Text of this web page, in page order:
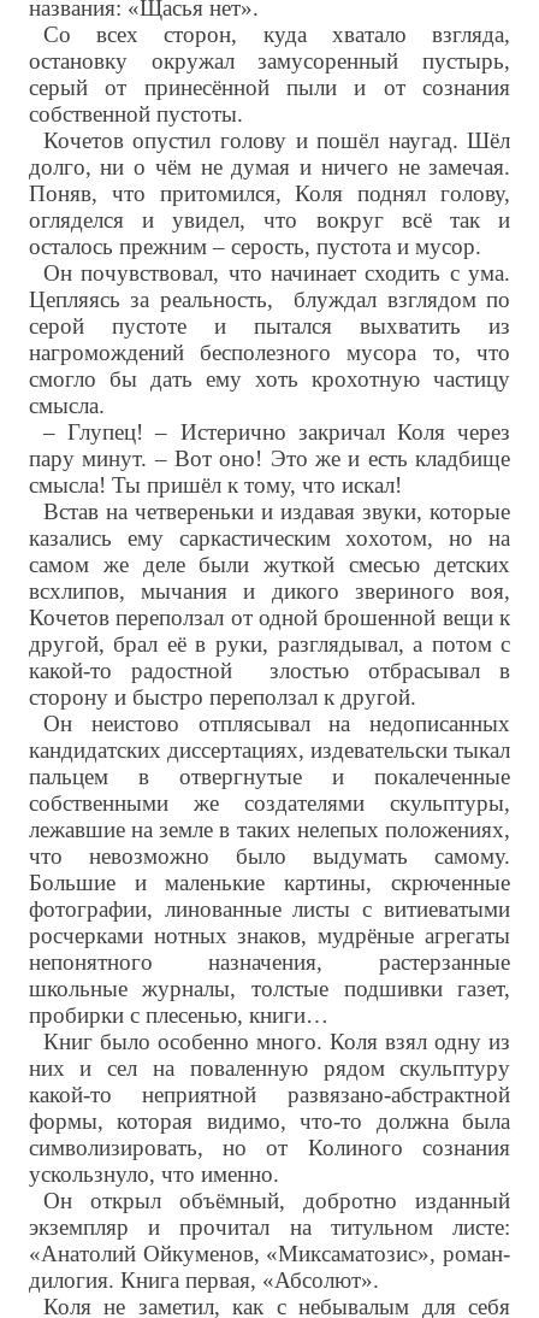
названия: «Щасья нет».
Со всех сторон, куда хватало взгляда,
остановку окружал замусоренный пустырь,
серый от принесённой пыли и от сознания
собственной пустоты.
Кочетов опустил голову и пошёл наугад. Шёл
долго, ни о чём не думая и ничего не замечая.
Поняв, что притомился, Коля поднял голову,
огляделся и увидел, что вокруг всё так и
осталось прежним – серость, пустота и мусор.
Он почувствовал, что начинает сходить с ума.
Цепляясь за реальность, блуждал взглядом по
серой пустоте и пытался выхватить из
нагромождений бесполезного мусора то, что
смогло бы дать ему хоть крохотную частицу
смысла.
– Глупец! – Истерично закричал Коля через
пару минут. – Вот оно! Это же и есть кладбище
смысла! Ты пришёл к тому, что искал!
Встав на четвереньки и издавая звуки, которые
казались ему саркастическим хохотом, но на
самом же деле были жуткой смесью детских
всхлипов, мычания и дикого звериного воя,
Кочетов переползал от одной брошенной вещи к
другой, брал её в руки, разглядывал, а потом с
какой-то радостной злостью отбрасывал в
сторону и быстро переползал к другой.
Он неистово отплясывал на недописанных
кандидатских диссертациях, издевательски тыкал
пальцем в отвергнутые и покалеченные
собственными же создателями скульптуры,
лежавшие на земле в таких нелепых положениях,
что невозможно было выдумать самому.
Большие и маленькие картины, скрюченные
фотографии, линованные листы с витиеватыми
росчерками нотных знаков, мудрёные агрегаты
непонятного назначения, растерзанные
школьные журналы, толстые подшивки газет,
пробирки с плесенью, книги…
Книг было особенно много. Коля взял одну из
них и сел на поваленную рядом скульптуру
какой-то неприятной развязано-абстрактной
формы, которая видимо, что-то должна была
символизировать, но от Колиного сознания
ускользнуло, что именно.
Он открыл объёмный, добротно изданный
экземпляр и прочитал на титульном листе:
«Анатолий Ойкуменов, «Миксаматозис», роман-
дилогия. Книга первая, «Абсолют».
Коля не заметил, как с небывалым для себя